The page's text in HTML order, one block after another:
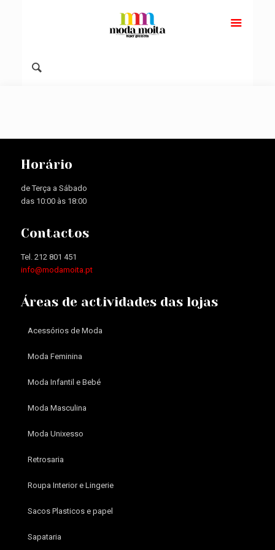
Horário
de Terça a Sábado
das 10:00 às 18:00
Contactos
Tel. 212 801 451
info@modamoita.pt
Áreas de actividades das lojas
Acessórios de Moda
Moda Feminina
Moda Infantil e Bebé
Moda Masculina
Moda Unixesso
Retrosaria
Roupa Interior e Lingerie
Sacos Plasticos e papel
Sapataria